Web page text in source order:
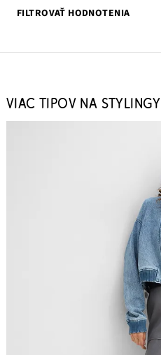
FILTROVAŤ HODNOTENIA
VIAC TIPOV NA STYLINGY